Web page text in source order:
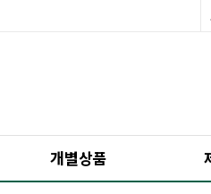
개별상품